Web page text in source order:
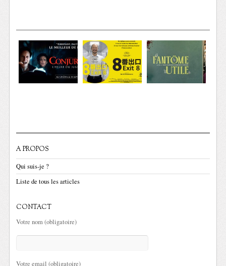
A PROPOS
Qui suis-je ?
Liste de tous les articles
CONTACT
Votre nom (obligatoire)
Votre email (obligatoire)